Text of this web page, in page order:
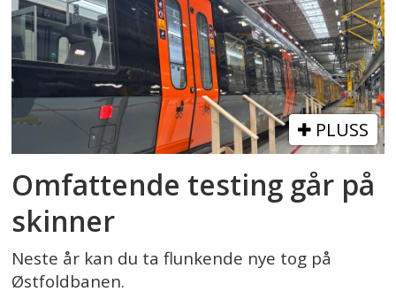
PLUSS
Omfattende testing går på
skinner
Neste år kan du ta flunkende nye tog på
Østfoldbanen.